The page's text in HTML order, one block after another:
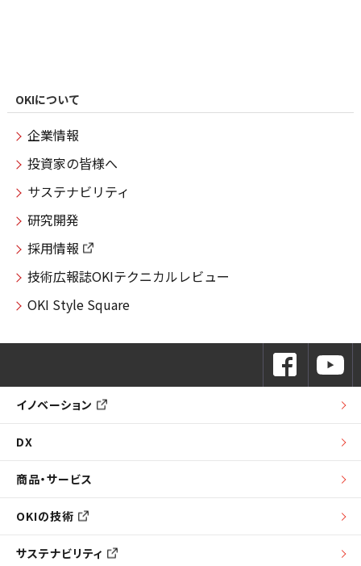
OKIについて
企業情報
投資家の皆様へ
サステナビリティ
研究開発
採用情報
技術広報誌OKIテクニカルレビュー
OKI Style Square
イノベーション
DX
商品・サービス
OKIの技術
サステナビリティ